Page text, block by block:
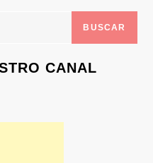
CANAL